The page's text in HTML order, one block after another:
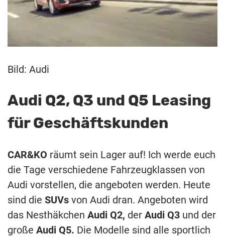
Bild: Audi
Audi Q2, Q3 und Q5 Leasing
für Geschäftskunden
CAR&KO räumt sein Lager auf! Ich werde euch
die Tage verschiedene Fahrzeugklassen von
Audi vorstellen, die angeboten werden. Heute
sind die SUVs von Audi dran. Angeboten wird
das Nesthäkchen Audi Q2, der Audi Q3 und der
große Audi Q5. Die Modelle sind alle sportlich